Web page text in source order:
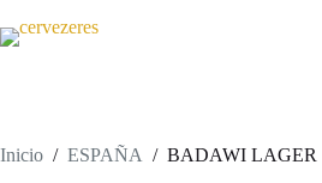
al
contenido
Inicio / ESPAÑA / BADAWI LAGER